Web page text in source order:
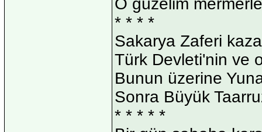
O güzelim
* * * *
Sakarya Zaferi
Türk Devleti'nin ve
Bunun üzerine
Sonra Büyük
* * * * *